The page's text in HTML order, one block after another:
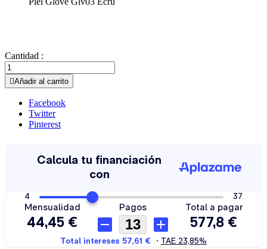
Cantidad :
Añadir al carrito
Facebook
Twitter
Pinterest